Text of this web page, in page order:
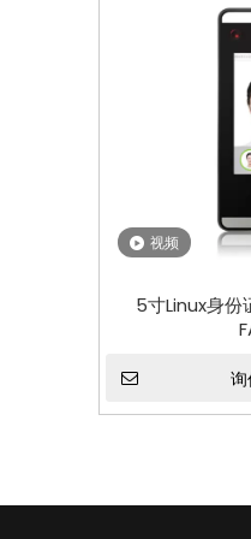
视频
5寸Linux身份
询